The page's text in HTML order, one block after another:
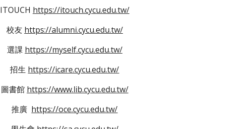
ITOUCH https://itouch.cycu.edu.tw/
校友 https://alumni.cycu.edu.tw/
選課 https://myself.cycu.edu.tw/
招生 https://icare.cycu.edu.tw/
圖書館 https://www.lib.cycu.edu.tw/
推廣 https://oce.cycu.edu.tw/